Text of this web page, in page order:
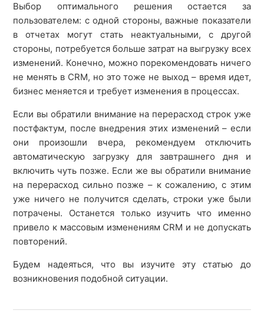
Выбор оптимального решения остается за
пользователем: с одной стороны, важные показатели
в отчетах могут стать неактуальными, с другой
стороны, потребуется больше затрат на выгрузку всех
изменений. Конечно, можно порекомендовать ничего
не менять в CRM, но это тоже не выход – время идет,
бизнес меняется и требует изменения в процессах.
Если вы обратили внимание на перерасход строк уже
постфактум, после внедрения этих изменений – если
они произошли вчера, рекомендуем отключить
автоматическую загрузку для завтрашнего дня и
включить чуть позже. Если же вы обратили внимание
на перерасход сильно позже – к сожалению, с этим
уже ничего не получится сделать, строки уже были
потрачены. Останется только изучить что именно
привело к массовым изменениям CRM и не допускать
повторений.
Будем надеяться, что вы изучите эту статью до
возникновения подобной ситуации.